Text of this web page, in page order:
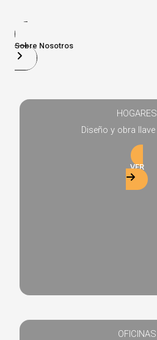
Sobre Nosotros
HOGARES
Diseño y obra
VER
OFICINAS